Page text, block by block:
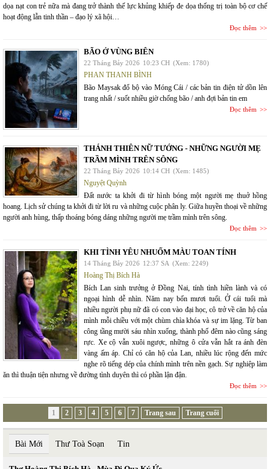
dọa nạt con trẻ nữa mà đang trở thành thế lực khủng khiếp đe dọa thống trị toàn bộ cơ chế
hoạt động lẫn tinh thần – đạo lý xã hội…
Đọc thêm
BÃO Ở VÙNG BIÊN
22 Tháng Bảy 2026 10:23 CH (Xem: 1780)
PHAN THANH BÌNH
Bão Maysak đổ bộ vào Móng Cái / các bản tin điện tử dồn lên
trang nhất / suốt nhiều giờ chống bão / anh đợi bản tin em
Đọc thêm
THÁNH THIÊN NỮ TƯỚNG - NHỮNG NGƯỜI MẸ
TRẦM MÌNH TRÊN SÔNG
22 Tháng Bảy 2026 10:14 CH (Xem: 1485)
Nguyệt Quỳnh
Đất nước ta khởi đi từ hình bóng một người mẹ thuở hồng
hoang. Lịch sử chúng ta khởi đi từ lời ru và những cuộc phân ly. Giữa huyền thoại về những
người anh hùng, thấp thoáng bóng dáng những người mẹ trầm mình trên sông.
Đọc thêm
KHI TÌNH YÊU NHUỐM MÀU TOAN TÍNH
14 Tháng Bảy 2026 12:37 SA (Xem: 2249)
Hoàng Thị Bích Hà
Bích Lan sinh trưởng ở Đồng Nai, tính tình hiền lành và có
ngoại hình dễ nhìn. Năm nay bốn mươi tuổi. Ở cái tuổi mà
nhiều người phụ nữ đã có con vào đại học, cô trở về căn hộ của
mình mỗi chiều với một chùm chìa khóa và sự im lặng. Từ ban
công tầng mười sáu nhìn xuống, thành phố đêm nào cũng sáng
rực. Xe cộ vẫn xuôi ngược, những ô cửa vẫn hắt ra ánh đèn
vàng ấm áp. Chỉ có căn hộ của Lan, nhiều lúc rộng đến mức
nghe rõ tiếng dép của chính mình trên nền gạch. Sự nghiệp làm
ăn thì thuận tiện nhưng về đường tình duyên thì có phần lận đận.
Đọc thêm
1 2 3 4 5 6 7 Trang sau Trang cuối
Bài Mới Thư Toà Soạn Tin